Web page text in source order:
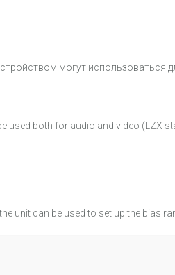
могут
used both for audio and video (LZX
unit can be used to set up the bias